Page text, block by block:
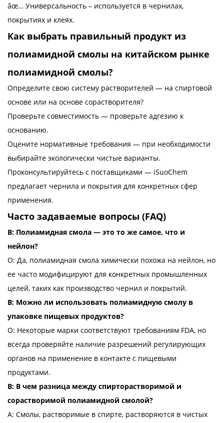
âœ… Универсальность – используется в чернилах,
покрытиях и клеях.
Как выбрать правильный продукт из
полиамидной смолы на китайском рынке
полиамидной смолы?
Определите свою систему растворителей — на спиртовой
основе или на основе сорастворителя?
Проверьте совместимость — проверьте адгезию к
основанию.
Оцените нормативные требования — при необходимости
выбирайте экологически чистые варианты.
Проконсультируйтесь с поставщиками — iSuoChem
предлагает чернила и покрытия для конкретных сфер
применения.
Часто задаваемые вопросы (FAQ)
В: Полиамидная смола — это то же самое, что и
нейлон?
О: Да, полиамидная смола химически похожа на нейлон, но
ее часто модифицируют для конкретных промышленных
целей, таких как производство чернил и покрытий.
В: Можно ли использовать полиамидную смолу в
упаковке пищевых продуктов?
О: Некоторые марки соответствуют требованиям FDA, но
всегда проверяйте наличие разрешений регулирующих
органов на применение в контакте с пищевыми
продуктами.
В: В чем разница между спирторастворимой и
сорастворимой полиамидной смолой?
A: Смолы, растворимые в спирте, растворяются в чистых